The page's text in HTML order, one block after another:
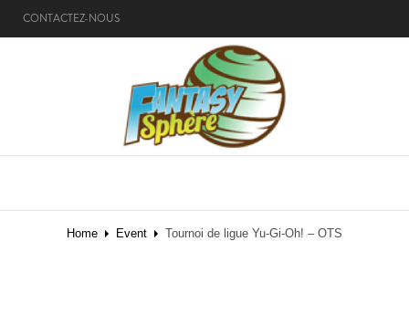
CONTACTEZ-NOUS
Home Event Tournoi de ligue Yu-Gi-Oh! – OTS